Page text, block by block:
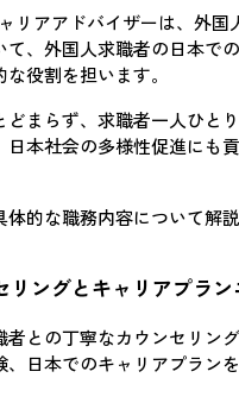
リアアドバイザーは、外国
て、外国人求職者の日本で
役割を担います。
どまらず、求職者一人ひと
日本社会の多様性促進にも
的な職務内容について解説
リングとキャリアプラ
との丁寧なカウンセリング
日本でのキャリアプラン